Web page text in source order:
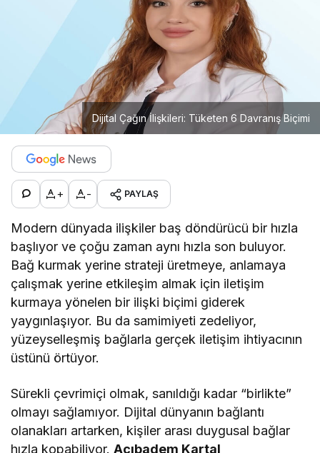
Dijital Çağın İlişkileri: Tüketen 6 Davranış Biçimi
+ - PAYLAŞ
Modern dünyada ilişkiler baş döndürücü bir hızla
başlıyor ve çoğu zaman aynı hızla son buluyor.
Bağ kurmak yerine strateji üretmeye, anlamaya
çalışmak yerine etkileşim almak için iletişim
kurmaya yönelen bir ilişki biçimi giderek
yaygınlaşıyor. Bu da samimiyeti zedeliyor,
yüzeyselleşmiş bağlarla gerçek iletişim ihtiyacının
üstünü örtüyor.
Sürekli çevrimiçi olmak, sanıldığı kadar “birlikte”
olmayı sağlamıyor. Dijital dünyanın bağlantı
olanakları artarken, kişiler arası duygusal bağlar
hızla kopabiliyor.Acıbadem Kartal